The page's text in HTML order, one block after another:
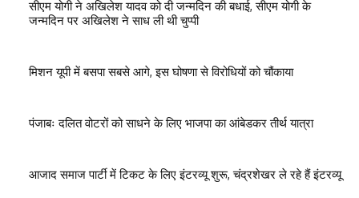
सीएम योगी ने अखिलेश यादव को दी जन्मदिन की बधाई, सीएम योगी के
जन्मदिन पर अखिलेश ने साध ली थी चुप्पी
मिशन यूपी में बसपा सबसे आगे, इस घोषणा से विरोधियों को चौंकाया
पंजाबः दलित वोटरों को साधने के लिए भाजपा का आंबेडकर तीर्थ यात्रा
आजाद समाज पार्टी में टिकट के लिए इंटरव्यू शुरू, चंद्रशेखर ले रहे हैं इंटरव्यू